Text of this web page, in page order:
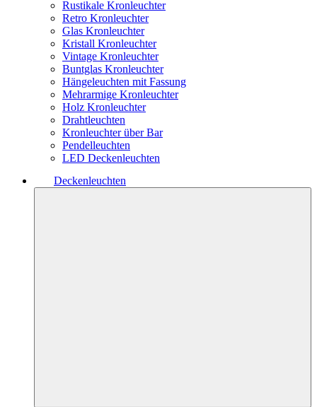
Rustikale Kronleuchter
Retro Kronleuchter
Glas Kronleuchter
Kristall Kronleuchter
Vintage Kronleuchter
Buntglas Kronleuchter
Hängeleuchten mit Fassung
Mehrarmige Kronleuchter
Holz Kronleuchter
Drahtleuchten
Kronleuchter über Bar
Pendelleuchten
LED Deckenleuchten
Deckenleuchten